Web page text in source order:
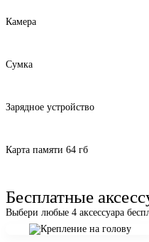
Камера
Сумка
Зарядное устройство
Карта памяти 64 гб
Бесплатные
Выбери любые 4 аксессуара